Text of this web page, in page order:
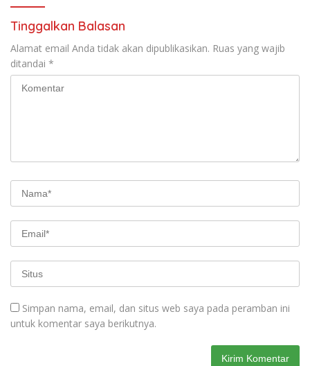
Tinggalkan Balasan
Alamat email Anda tidak akan dipublikasikan. Ruas yang wajib
ditandai *
Simpan nama, email, dan situs web saya pada peramban ini
untuk komentar saya berikutnya.